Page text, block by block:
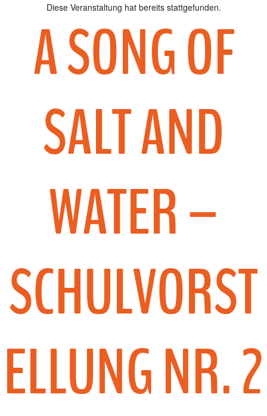
Diese Veranstaltung hat bereits stattgefunden.
A SONG OF
SALT AND
WATER –
SCHULVORST
ELLUNG NR. 2